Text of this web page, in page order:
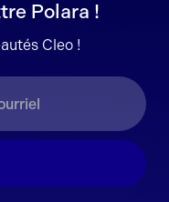
Polara !
Cleo !